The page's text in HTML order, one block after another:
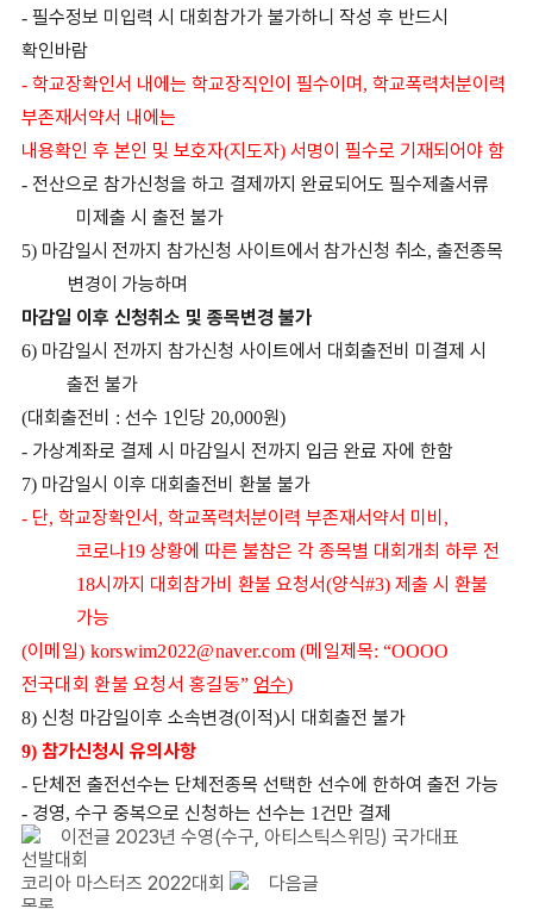
- 필수정보 미입력 시 대회참가가 불가하니 작성 후 반드시
확인바람
- 학교장확인서 내에는 학교장직인이 필수이며 , 학교폭력처분이력
부존재서약서 내에는
내용확인 후 본인 및 보호자(지도자) 서명이 필수로 기재되어야 함
- 전산으로 참가신청을 하고 결제까지 완료되어도 필수제출서류
미제출 시 출전 불가
5) 마감일시 전까지 참가신청 사이트에서 참가신청 취소,출전종목
변경이 가능하며
마감일 이후 신청취소 및 종목변경 불가
6) 마감일시 전까지 참가신청 사이트에서 대회출전비 미결제 시
출전 불가
(대회출전비 : 선수 1 인당 20,000원)
- 가상계좌로 결제 시 마감일시 전까지 입금 완료 자에 한함
7) 마감일시 이후 대회출전비 환불 불가
- 단, 학교장확인서 , 학교폭력처분이력 부존재서약서 미비 ,
코로나19상황에 따른 불참은 각 종목별 대회개최 하루 전
18시까지 대회참가비 환불 요청서(양식#3)제출 시 환불
가능
(이메일) korswim2022@naver.com(메일제목: “OOOO
전국대회 환불 요청서 홍길동” 엄수)
8) 신청 마감일이후 소속변경(이적)시 대회출전 불가
9) 참가신청시 유의사항
- 단체전 출전선수는 단체전종목 선택한 선수에 한하여 출전 가능
- 경영, 수구 중복으로 신청하는 선수는 1 건만 결제
이전글 2023년 수영(수구, 아티스틱스위밍) 국가대표
선발대회
코리아 마스터즈 2022대회
다음글